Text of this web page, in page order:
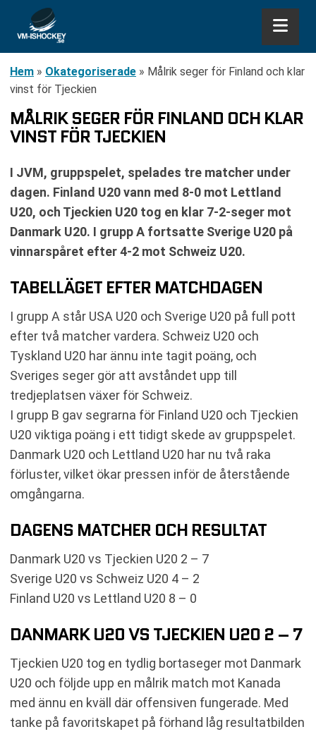
Hem » Okategoriserade » Målrik seger för Finland och klar
vinst för Tjeckien
MÅLRIK SEGER FÖR FINLAND OCH KLAR
VINST FÖR TJECKIEN
I JVM, gruppspelet, spelades tre matcher under
dagen. Finland U20 vann med 8-0 mot Lettland
U20, och Tjeckien U20 tog en klar 7-2-seger mot
Danmark U20. I grupp A fortsatte Sverige U20 på
vinnarspåret efter 4-2 mot Schweiz U20.
TABELLÄGET EFTER MATCHDAGEN
I grupp A står USA U20 och Sverige U20 på full pott
efter två matcher vardera. Schweiz U20 och
Tyskland U20 har ännu inte tagit poäng, och
Sveriges seger gör att avståndet upp till
tredjeplatsen växer för Schweiz.
I grupp B gav segrarna för Finland U20 och Tjeckien
U20 viktiga poäng i ett tidigt skede av gruppspelet.
Danmark U20 och Lettland U20 har nu två raka
förluster, vilket ökar pressen inför de återstående
omgångarna.
DAGENS MATCHER OCH RESULTAT
Danmark U20 vs Tjeckien U20 2 – 7
Sverige U20 vs Schweiz U20 4 – 2
Finland U20 vs Lettland U20 8 – 0
DANMARK U20 VS TJECKIEN U20 2 – 7
Tjeckien U20 tog en tydlig bortaseger mot Danmark
U20 och följde upp en målrik match mot Kanada
med ännu en kväll där offensiven fungerade. Med
tanke på favoritskapet på förhand låg resultatbilden